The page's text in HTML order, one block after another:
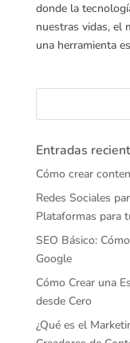
donde la
nuestras vidas, el
una herramienta
Entradas
Cómo crear
Redes Sociales
Plataformas para
SEO Básico:
Google
Cómo Crear una
desde Cero
¿Qué es el